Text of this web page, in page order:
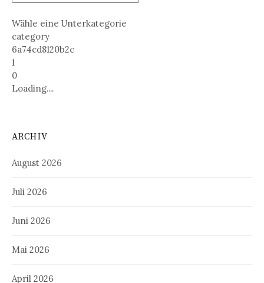
Wähle eine Unterkategorie
category
6a74cd8120b2c
1
0
Loading....
ARCHIV
August 2026
Juli 2026
Juni 2026
Mai 2026
April 2026